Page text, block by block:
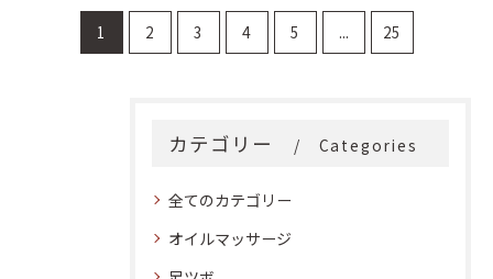
1 2 3 4 5 ... 25
カテゴリー Categories
全てのカテゴリー
オイルマッサージ